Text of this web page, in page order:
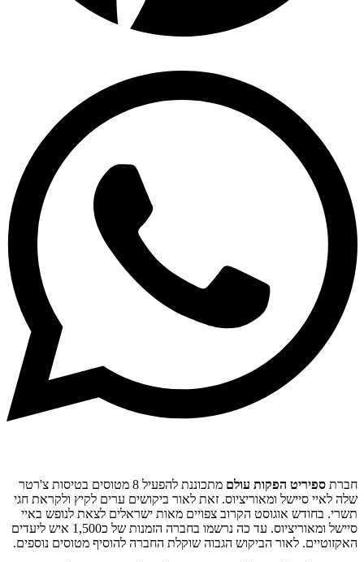
חברת ספיריט הפקות עולם
מתכוננת להפעיל 8 מטוסים בטיסות צ'רטר
שלה לאיי סיישל ומאוריציוס. זאת לאור ביקושים ערים לקיץ ולקראת חגי
תשרי. בחודש אוגוסט הקרוב צפויים מאות ישראלים לצאת לנופש באיי
סיישל ומאוריציוס. עד כה נרשמו בחברה הזמנות של כ1,500 איש ליעדים
האקזוטיים. לאור הביקוש הגבוה שוקלת החברה להוסיף מטוסים נוספים.